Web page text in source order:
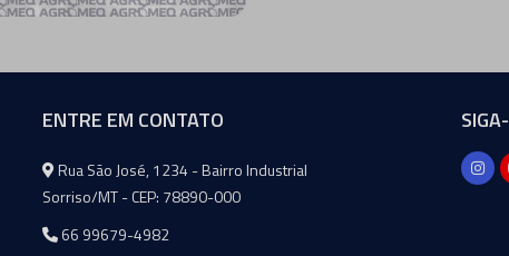
ENTRE EM CONTATO
Agromeq
Rua São José, 1234 - Bairro Industrial
Sorriso/MT - CEP: 78890-000
66 99679-4982